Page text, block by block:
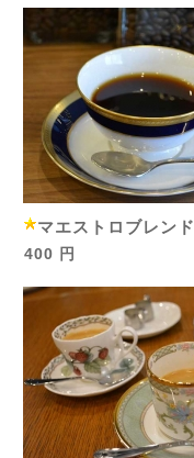
マエストロブレンド
400 円